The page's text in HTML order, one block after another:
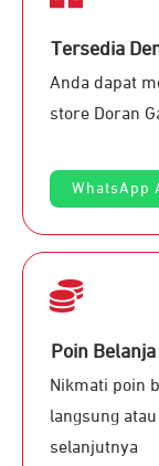
Tersedia
Anda dapat
store Doran
WhatsApp
Poin
Nikmati poin
langsung
selanjutnya